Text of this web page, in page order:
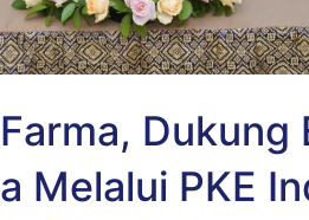
Dukung
Melalui PKE